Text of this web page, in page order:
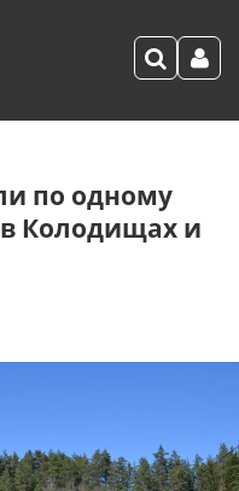
по одному
Колодищах и